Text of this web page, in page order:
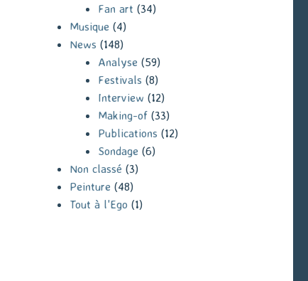
Fan art (34)
Musique (4)
News (148)
Analyse (59)
Festivals (8)
Interview (12)
Making-of(33)
Publications (12)
Sondage (6)
Non classé (3)
Peinture (48)
Tout à l'Ego (1)